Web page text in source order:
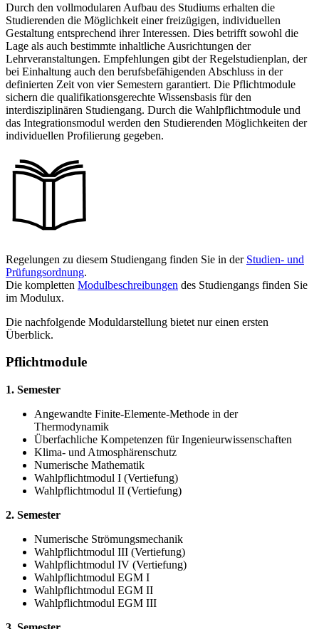
Durch den vollmodularen Aufbau des Studiums erhalten die
Studierenden die Möglichkeit einer freizügigen, individuellen
Gestaltung entsprechend ihrer Interessen. Dies betrifft sowohl die
Lage als auch bestimmte inhaltliche Ausrichtungen der
Lehrveranstaltungen. Empfehlungen gibt der Regelstudienplan, der
bei Einhaltung auch den berufsbefähigenden Abschluss in der
definierten Zeit von vier Semestern garantiert. Die Pflichtmodule
sichern die qualifikationsgerechte Wissensbasis für den
interdisziplinären Studiengang. Durch die Wahlpflichtmodule und
das Integrationsmodul werden den Studierenden Möglichkeiten der
individuellen Profilierung gegeben.
Regelungen zu diesem Studiengang finden Sie in der Studien- und
Prüfungsordnung.
Die kompletten Modulbeschreibungen des Studiengangs finden Sie
im Modulux.
Die nachfolgende Moduldarstellung bietet nur einen ersten
Überblick.
Pflichtmodule
1. Semester
Angewandte Finite-Elemente-Methode in der
Thermodynamik
Überfachliche Kompetenzen für Ingenieurwissenschaften
Klima- und Atmosphärenschutz
Numerische Mathematik
Wahlpflichtmodul I (Vertiefung)
Wahlpflichtmodul II (Vertiefung)
2. Semester
Numerische Strömungsmechanik
Wahlpflichtmodul III (Vertiefung)
Wahlpflichtmodul IV (Vertiefung)
Wahlpflichtmodul EGM I
Wahlpflichtmodul EGM II
Wahlpflichtmodul EGM III